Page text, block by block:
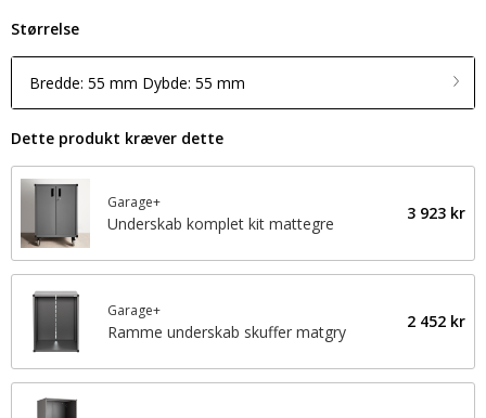
Størrelse
Bredde: 55 mm Dybde: 55 mm
Dette produkt kræver dette
Garage+
Underskab komplet kit mattegre
3 923 kr
Garage+
Ramme underskab skuffer matgry
2 452 kr